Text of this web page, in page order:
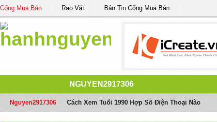
Cổng Mua Bán Rao Vặt Bản Tin Cổng Mua Bán
NGUYEN2917306
Nguyen2917306 Cách Xem Tuổi 1990 Hợp Số Điện Thoại Nào